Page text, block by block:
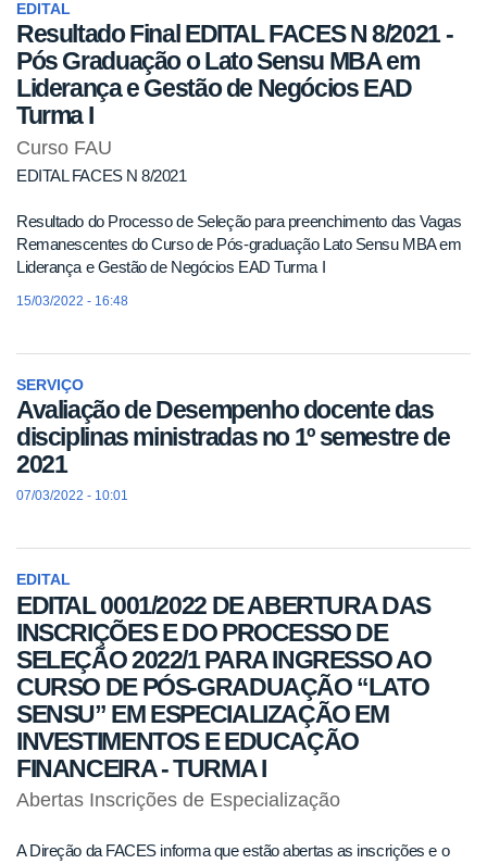
EDITAL
Resultado Final EDITAL FACES N 8/2021 -
Pós Graduação o Lato Sensu MBA em
Liderança e Gestão de Negócios EAD
Turma I
Curso FAU
EDITAL FACES N 8/2021
Resultado do Processo de Seleção para preenchimento das Vagas
Remanescentes do Curso de Pós-graduação Lato Sensu MBA em
Liderança e Gestão de Negócios EAD Turma I
15/03/2022 - 16:48
SERVIÇO
Avaliação de Desempenho docente das
disciplinas ministradas no 1º semestre de
2021
07/03/2022 - 10:01
EDITAL
EDITAL 0001/2022 DE ABERTURA DAS
INSCRIÇÕES E DO PROCESSO DE
SELEÇÃO 2022/1 PARA INGRESSO AO
CURSO DE PÓS-GRADUAÇÃO “LATO
SENSU” EM ESPECIALIZAÇÃO EM
INVESTIMENTOS E EDUCAÇÃO
FINANCEIRA - TURMA I
Abertas Inscrições de Especialização
A Direção da FACES informa que estão abertas as inscrições e o